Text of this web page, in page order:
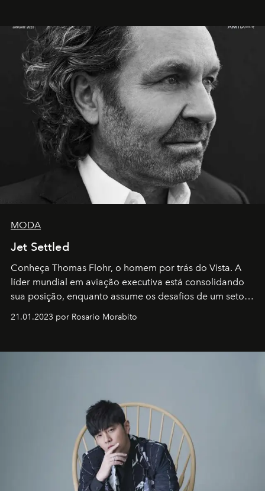
MODA
Jet Settled
Conheça Thomas Flohr, o homem por trás do Vista. A
líder mundial em aviação executiva está consolidando
sua posição, enquanto assume os desafios de um setor
em rápida evolução e redefinindo o conceito de luxo
21.01.2023 por Rosario Morabito